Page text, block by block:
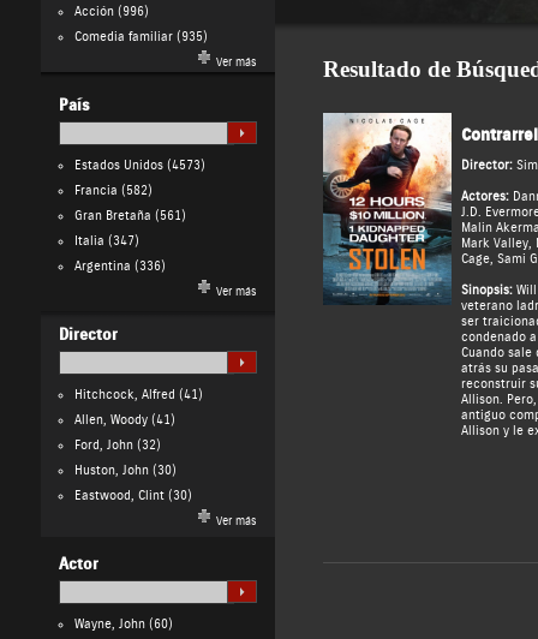
Acción(996)
Comedia familiar(935)
Ver más
País
Estados Unidos(4573)
Francia (582)
Gran Bretaña (561)
Italia (347)
Argentina (336)
Ver más
Director
Hitchcock, Alfred (41)
Allen, Woody(41)
Ford, John(32)
Huston, John(30)
Eastwood, Clint(30)
Ver más
Actor
Wayne, John(60)
Resultado de
Director:
Actores:
J.D.
Malin
Mark Valley,
Cage, Sami
Sinopsis:Will
veterano
ser
condenado
Cuando
atrás su
reconstruir
Allison.
antiguo
Allison y le